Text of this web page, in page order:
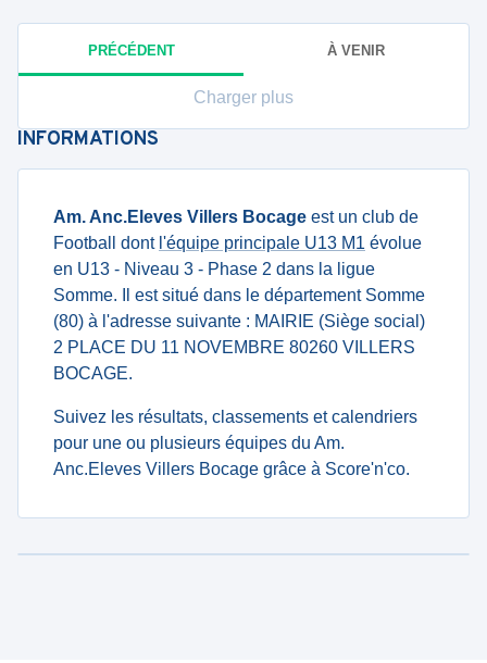
PRÉCÉDENT À VENIR
Charger plus
INFORMATIONS
Am. Anc.Eleves Villers Bocage est un club de
Football dont l'équipe principale U13 M1 évolue
en U13 - Niveau 3 - Phase 2 dans la ligue
Somme. Il est situé dans le département Somme
(80) à l'adresse suivante : MAIRIE (Siège social)
2 PLACE DU 11 NOVEMBRE 80260 VILLERS
BOCAGE.
Suivez les résultats, classements et calendriers
pour une ou plusieurs équipes du Am.
Anc.Eleves Villers Bocage grâce à Score'n'co.